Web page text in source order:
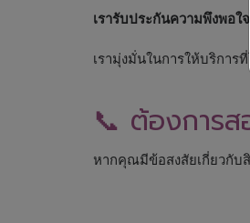
เรารับประกันความพึงพอใจ
เรามุ่งมั่นในการให้บริการ
📞 ต้องการ
หากคุณมีข้อสงสัยเกี่ยวกับ